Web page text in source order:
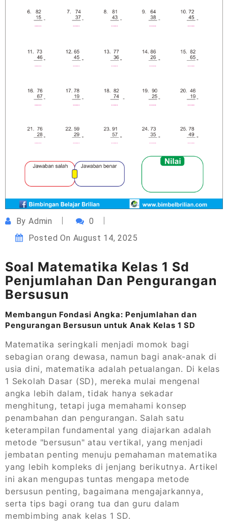
ByAdmin
0
Posted On August 14, 2025
Soal Matematika Kelas 1 Sd
Penjumlahan Dan Pengurangan
Bersusun
Membangun Fondasi Angka: Penjumlahan dan
Pengurangan Bersusun untuk Anak Kelas 1 SD
Matematika seringkali menjadi momok bagi
sebagian orang dewasa, namun bagi anak-anak di
usia dini, matematika adalah petualangan. Di kelas
1 Sekolah Dasar (SD), mereka mulai mengenal
angka lebih dalam, tidak hanya sekadar
menghitung, tetapi juga memahami konsep
penambahan dan pengurangan. Salah satu
keterampilan fundamental yang diajarkan adalah
metode "bersusun" atau vertikal, yang menjadi
jembatan penting menuju pemahaman matematika
yang lebih kompleks di jenjang berikutnya. Artikel
ini akan mengupas tuntas mengapa metode
bersusun penting, bagaimana mengajarkannya,
serta tips bagi orang tua dan guru dalam
membimbing anak kelas 1 SD.